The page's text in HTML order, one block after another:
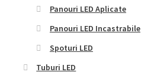
Panouri LED Aplicate
Panouri LED Incastrabile
Spoturi LED
Tuburi LED